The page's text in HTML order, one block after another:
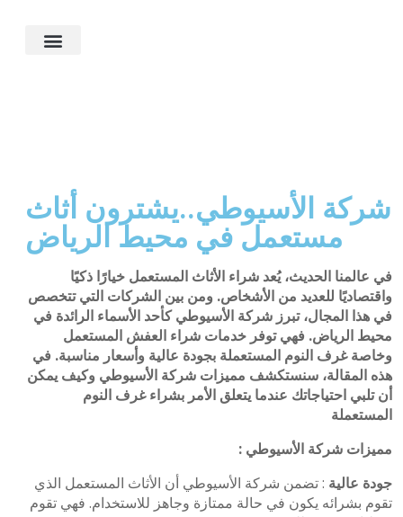
شركة الأسيوطي..يشترون أثاث
مستعمل في محيط الرياض
في عالمنا الحديث، يُعد شراء الأثاث المستعمل خيارًا ذكيًا
واقتصاديًا للعديد من الأشخاص. ومن بين الشركات التي تتخصص
في هذا المجال، تبرز شركة الأسيوطي كأحد الأسماء الرائدة في
محيط الرياض. فهي توفر خدمات شراء العفش المستعمل
وخاصة غرف النوم المستعملة بجودة عالية وأسعار مناسبة. في
هذه المقالة، سنستكشف مميزات شركة الأسيوطي وكيف يمكن
أن تلبي احتياجاتك عندما يتعلق الأمر بشراء غرف النوم
المستعملة
: مميزات شركة الأسيوطي
جودة عالية : تضمن شركة الأسيوطي أن الأثاث المستعمل الذي
تقوم بشرائه يكون في حالة ممتازة وجاهز للاستخدام. فهي تقوم